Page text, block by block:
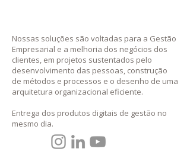
Nossas soluções são voltadas para a Gestão
Empresarial e a melhoria dos negócios dos
clientes, em projetos sustentados pelo
desenvolvimento das pessoas, construção
de métodos e processos e o desenho de uma
arquitetura organizacional eficiente.
Entrega dos produtos digitais de gestão no
mesmo dia.